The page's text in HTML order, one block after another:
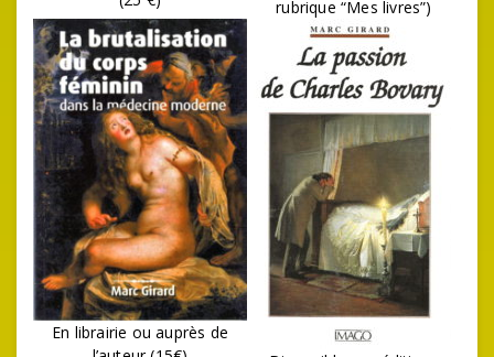
rubrique “Mes livres”)
En librairie ou auprès de